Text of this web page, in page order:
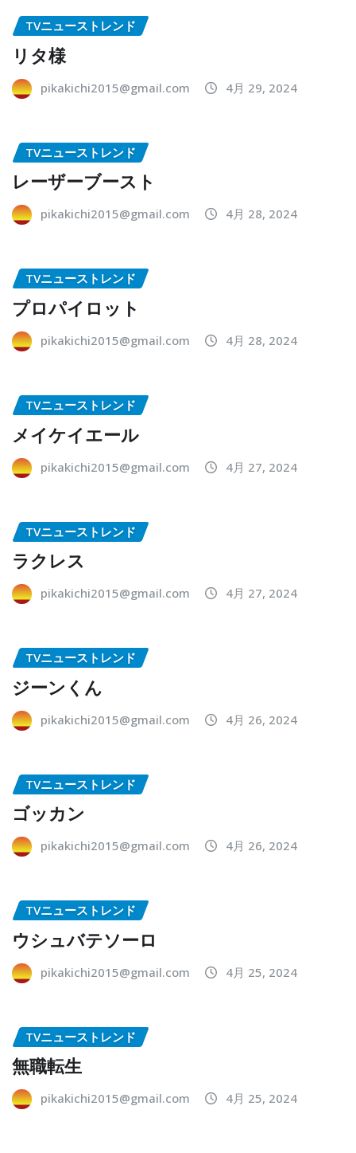
TVニューストレンド
リタ様
pikakichi2015@gmail.com 4月 29, 2024
TVニューストレンド
レーザーブースト
pikakichi2015@gmail.com 4月 28, 2024
TVニューストレンド
プロパイロット
pikakichi2015@gmail.com 4月 28, 2024
TVニューストレンド
メイケイエール
pikakichi2015@gmail.com 4月 27, 2024
TVニューストレンド
ラクレス
pikakichi2015@gmail.com 4月 27, 2024
TVニューストレンド
ジーンくん
pikakichi2015@gmail.com 4月 26, 2024
TVニューストレンド
ゴッカン
pikakichi2015@gmail.com 4月 26, 2024
TVニューストレンド
ウシュバテソーロ
pikakichi2015@gmail.com 4月 25, 2024
TVニューストレンド
無職転生
pikakichi2015@gmail.com 4月 25, 2024